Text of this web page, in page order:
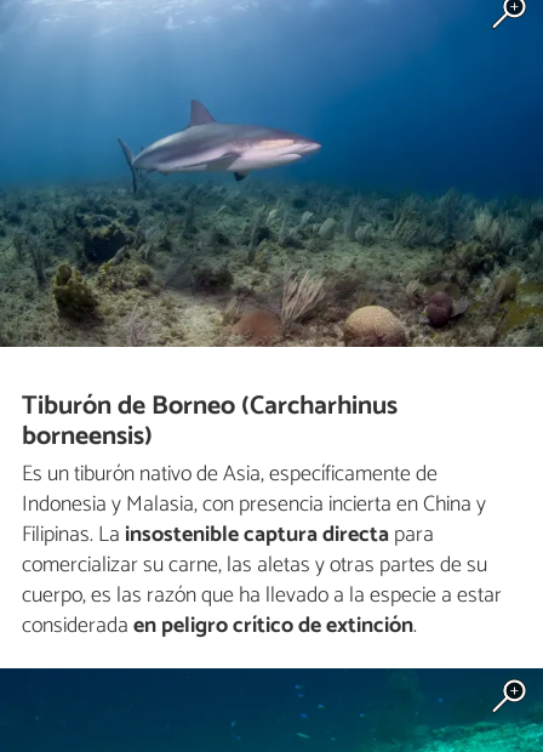
Tiburón de Borneo (Carcharhinus
borneensis)
Es un tiburón nativo de Asia, específicamente de
Indonesia y Malasia, con presencia incierta en China y
Filipinas. La insostenible captura directapara
comercializar su carne, las aletas y otras partes de su
cuerpo, es las razón que ha llevado a la especie a estar
consideradaen peligro crítico de extinción.